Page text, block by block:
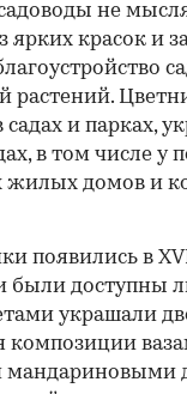
не
ярких красок и
растений.
садах и парках,
в том числе у
домов и
появились в
были доступны
украшали
композиции
мандариновыми